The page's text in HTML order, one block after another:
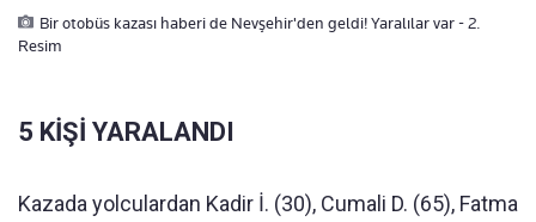
Bir otobüs kazası haberi de Nevşehir'den geldi! Yaralılar var - 2.
Resim
5 KİŞİ YARALANDI
Kazada yolculardan Kadir İ. (30), Cumali D. (65), Fatma